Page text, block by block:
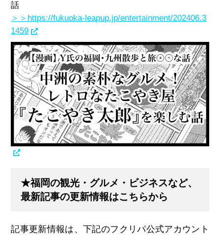
話
＞＞https://fukuoka-leapup.jp/entertainment/202406.3
1459
★福岡の観光・グルメ・ビジネスなど、
最新記事の更新情報はこちらから
記事更新情報は、下記のフクリパ公式アカウント